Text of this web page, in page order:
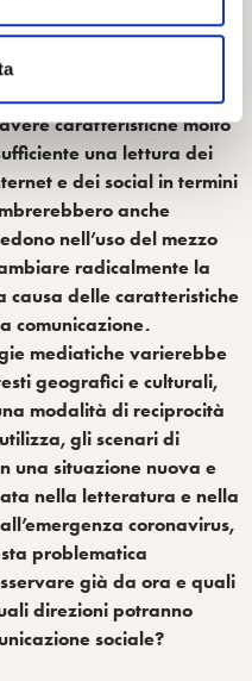
al metodo etnografico,
contesti culturali, l’uso
caratteristiche molto
una lettura dei
e dei social in termini
anche
nell’uso del mezzo
radicalmente la
causa delle caratteristiche
comunicazione.
mediatiche varierebbe
geografici e culturali,
modalità di reciprocità
gli scenari di
una situazione nuova e
nella letteratura e nella
coronavirus,
problematica
già da ora e quali
direzioni potranno
sociale?